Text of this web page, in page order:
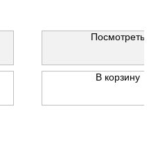
Посмотреть
В корзину